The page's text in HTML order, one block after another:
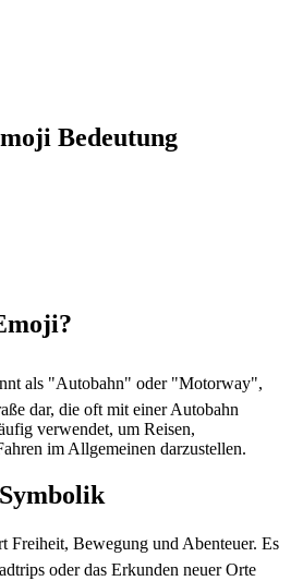
Bedeutung
als "Autobahn" oder "Motorway",
dar, die oft mit einer Autobahn
verwendet, um Reisen,
im Allgemeinen darzustellen.
Bewegung und Abenteuer. Es
oder das Erkunden neuer Orte